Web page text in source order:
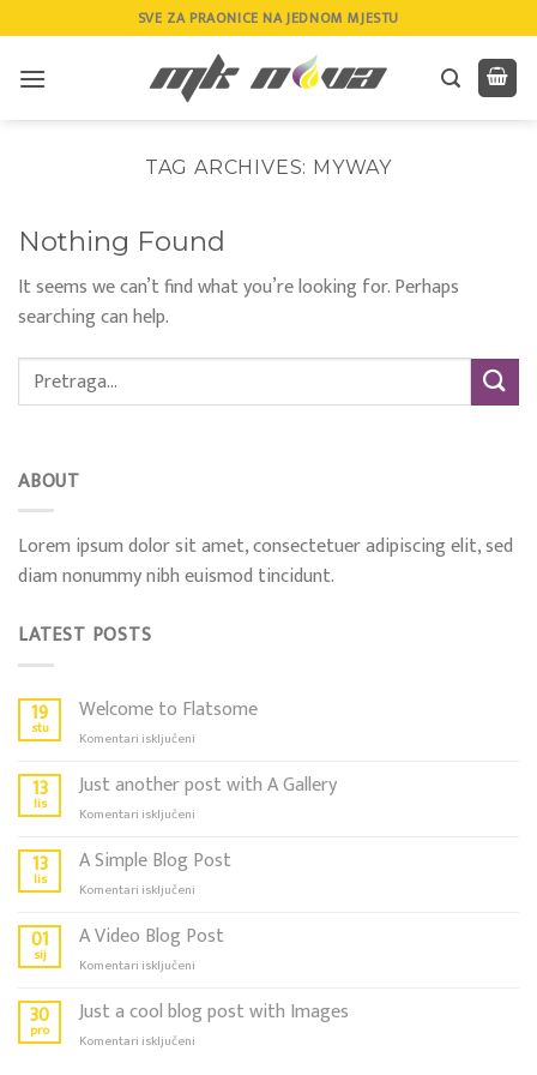
to
content
SVE ZA PRAONICE NA JEDNOM MJESTU
TAG ARCHIVES: MYWAY
Nothing Found
It seems we can’t find what you’re looking for. Perhaps
searching can help.
ABOUT
Lorem ipsum dolor sit amet, consectetuer adipiscing elit, sed
diam nonummy nibh euismod tincidunt.
LATEST POSTS
19
stu
Welcome to Flatsome
Komentari isključeni
to
Flatsome
13
lis
Just another post with A Gallery
Komentari isključeni
another
post
Gallery
13
lis
A Simple Blog Post
Komentari isključeni
Simple
Blog
01
sij
A Video Blog Post
Komentari isključeni
Video
Blog
30
pro
Just a cool blog post with Images
Komentari isključeni